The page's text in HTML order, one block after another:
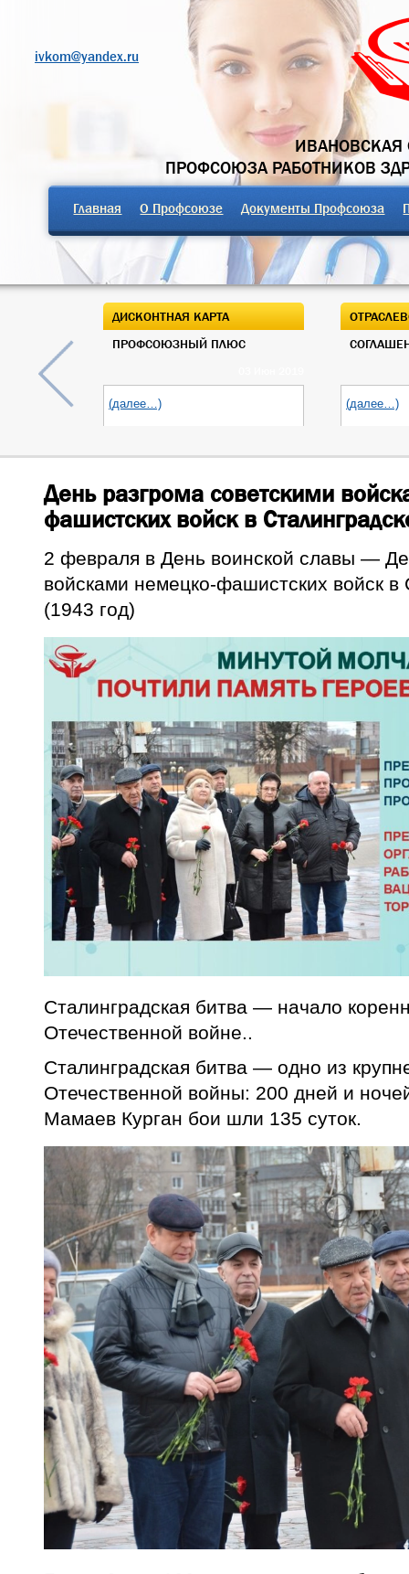
ivkom@yandex.ru
ИВАНОВСКАЯ
ПРОФСОЮЗА РАБОТНИКОВ
Главная О Профсоюзе Документы Профсоюза
ДИСКОНТНАЯ КАРТА
ПРОФСОЮЗНЫЙ ПЛЮС
(далее…) (далее…)
День разгрома советскими
фашистских войск в
2 февраля в День воинской славы —
войсками немецко-фашистских войск в
(1943 год)
Сталинградская битва — начало
Отечественной войне..
Сталинградская битва — одно из
Отечественной войны: 200 дней и
Мамаев Курган бои шли 135 суток.